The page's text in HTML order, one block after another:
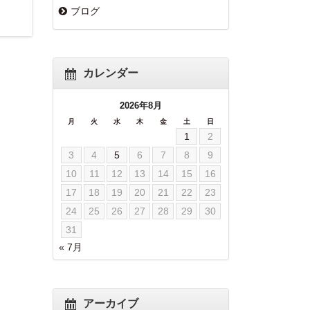
ブログ
カレンダー
2026年8月
月 火 水 木 金 土 日
1
2
3
4 5 6 7 8
9
10
11 12 13 14 15
16
17
18 19 20 21 22
23
24
25 26 27 28 29
30
31
« 7月
アーカイブ